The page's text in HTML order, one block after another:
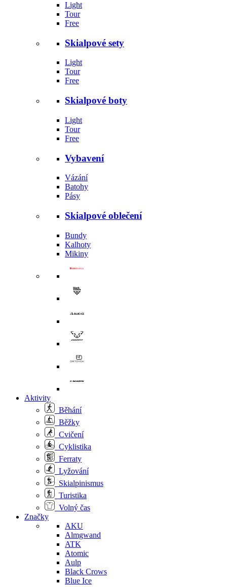
Light
Tour
Free
Skialpové sety
Light
Tour
Free
Skialpové boty
Light
Tour
Free
Vybavení
Vázání
Batohy
Pásy
Skialpové oblečení
Bundy
Kalhoty
Mikiny
Aktivity
Běhání
Běžky
Cvičení
Cyklistika
Ferraty
Lyžování
Skialpinismus
Turistika
Volný čas
Značky
AKU
Almgwand
ATK
Atomic
Aulp
Black Crows
Blue Ice